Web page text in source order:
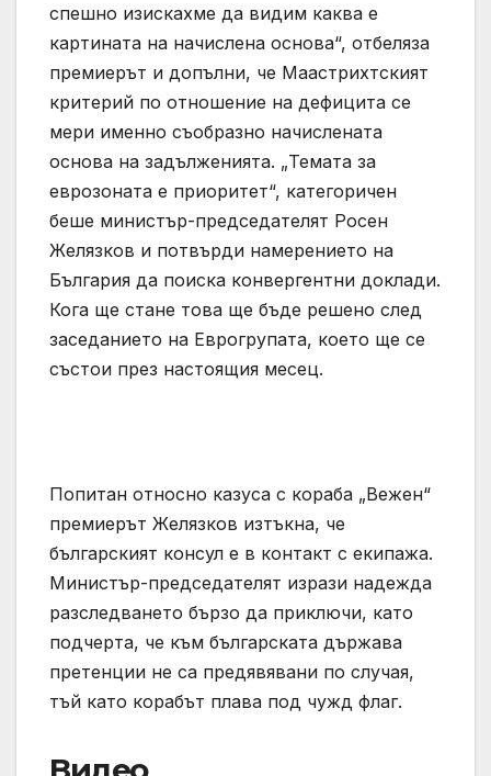
спешно изискахме да видим каква е
картината на начислена основа“, отбеляза
премиерът и допълни, че Маастрихтският
критерий по отношение на дефицита се
мери именно съобразно начислената
основа на задълженията. „Темата за
еврозоната е приоритет“, категоричен
беше министър-председателят Росен
Желязков и потвърди намерението на
България да поиска конвергентни доклади.
Кога ще стане това ще бъде решено след
заседанието на Еврогрупата, което ще се
състои през настоящия месец.
Попитан относно казуса с кораба „Вежен“
премиерът Желязков изтъкна, че
българският консул е в контакт с екипажа.
Министър-председателят изрази надежда
разследването бързо да приключи, като
подчерта, че към българската държава
претенции не са предявявани по случая,
тъй като корабът плава под чужд флаг.